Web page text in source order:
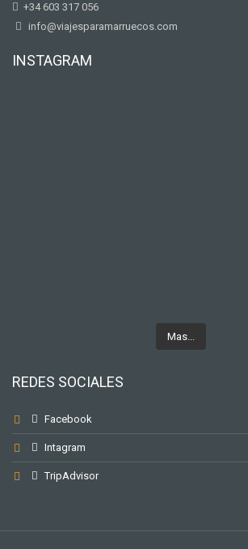
+34 603 317 056
info@viajesparamarruecos.com
INSTAGRAM
Mas...
REDES SOCIALES
Facebook
Intagram
TripAdvisor